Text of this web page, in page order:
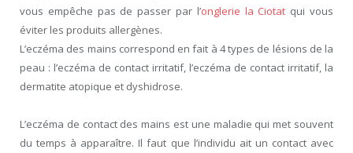
vous empêche pas de passer par l’onglerie la Ciotat qui vous
éviter les produits allergènes.
L’eczéma des mains correspond en fait à 4 types de lésions de la
peau : l’eczéma de contact irritatif, l’eczéma de contact irritatif, la
dermatite atopique et dyshidrose.
L’eczéma de contact des mains est une maladie qui met souvent
du temps à apparaître. Il faut que l’individu ait un contact avec